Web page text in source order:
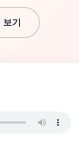
기